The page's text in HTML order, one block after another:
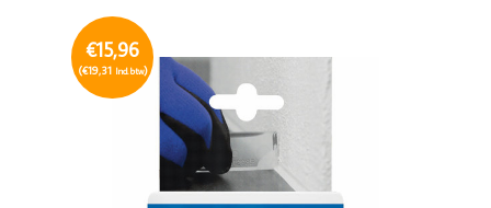
€15,96
(€19,31 Incl. btw)